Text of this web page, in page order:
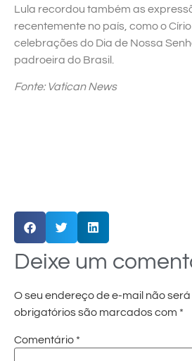
Lula recordou também as
recentemente no país, como o
celebrações do Dia de Nossa
padroeira do Brasil.
Fonte: Vatican News
Deixe um
O seu endereço de e-mail não
obrigatórios são marcados com *
Comentário *